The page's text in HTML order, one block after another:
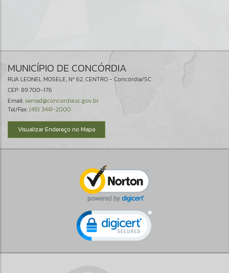
MUNICÍPIO DE CONCÓRDIA
RUA LEONEL MOSELE, Nº 62, CENTRO - Concórdia/SC
CEP: 89.700-176
Email:semad@concordia.sc.gov.br
Tel/Fax:(49) 3441-2000
Visualizar Endereço no Mapa